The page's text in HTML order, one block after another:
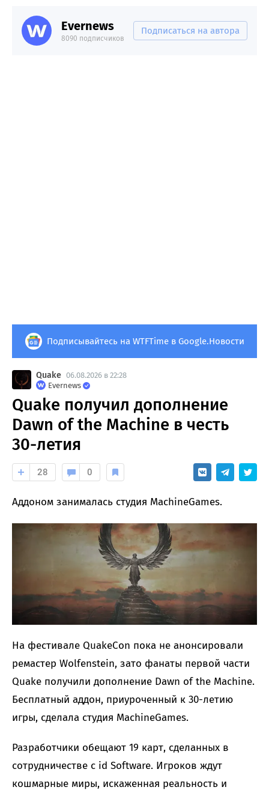
Evernews
8090 подписчиков
Подписаться на автора
Подписывайтесь на WTFTime в Google.Новости
Quake 06.08.2026 в 22:28
Evernews
Quake получил дополнение
Dawn of the Machine в честь
30-летия
28 0
Аддоном занималась студия MachineGames.
На фестивале QuakeCon пока не анонсировали
ремастер Wolfenstein, зато фанаты первой части
Quake получили дополнение Dawn of the Machine.
Бесплатный аддон, приуроченный к 30-летию
игры, сделала студия MachineGames.
Разработчики обещают 19 карт, сделанных в
сотрудничестве с id Software. Игроков ждут
кошмарные миры, искаженная реальность и